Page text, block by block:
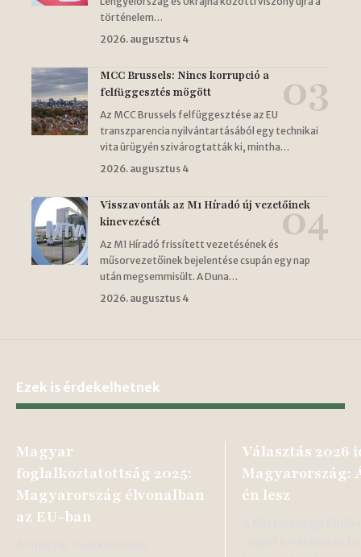
történelem…
2026. augusztus 4
MCC Brussels: Nincs korrupció a
felfüggesztés mögött
Az MCC Brussels felfüggesztése az EU
transzparencia nyilvántartásából egy technikai
vita ürügyén szivárogtatták ki, mintha…
2026. augusztus 4
Visszavonták az M1 Híradó új vezetőinek
kinevezését
Az M1 Híradó frissített vezetésének és
műsorvezetőinek bejelentése csupán egy nap
után megsemmisült. A Duna…
2026. augusztus 4
Ezek is érdekelhetnek
Magyar
foglalkoztatottság 2025:
Magyarország élvonalban
az EU-ban
Választás 2026
Magyarország:
én lesz